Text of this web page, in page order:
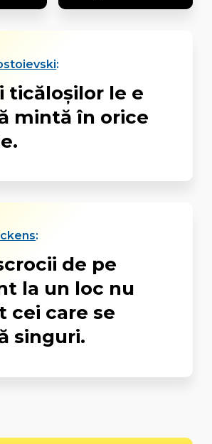
:
ticăloșilor le e
mintă în orice
:
de pe
la un loc nu
cei care se
singuri.